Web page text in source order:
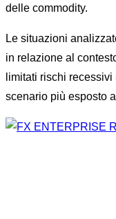
delle commodity.
Le situazioni
in relazione al
limitati rischi
scenario più esposto